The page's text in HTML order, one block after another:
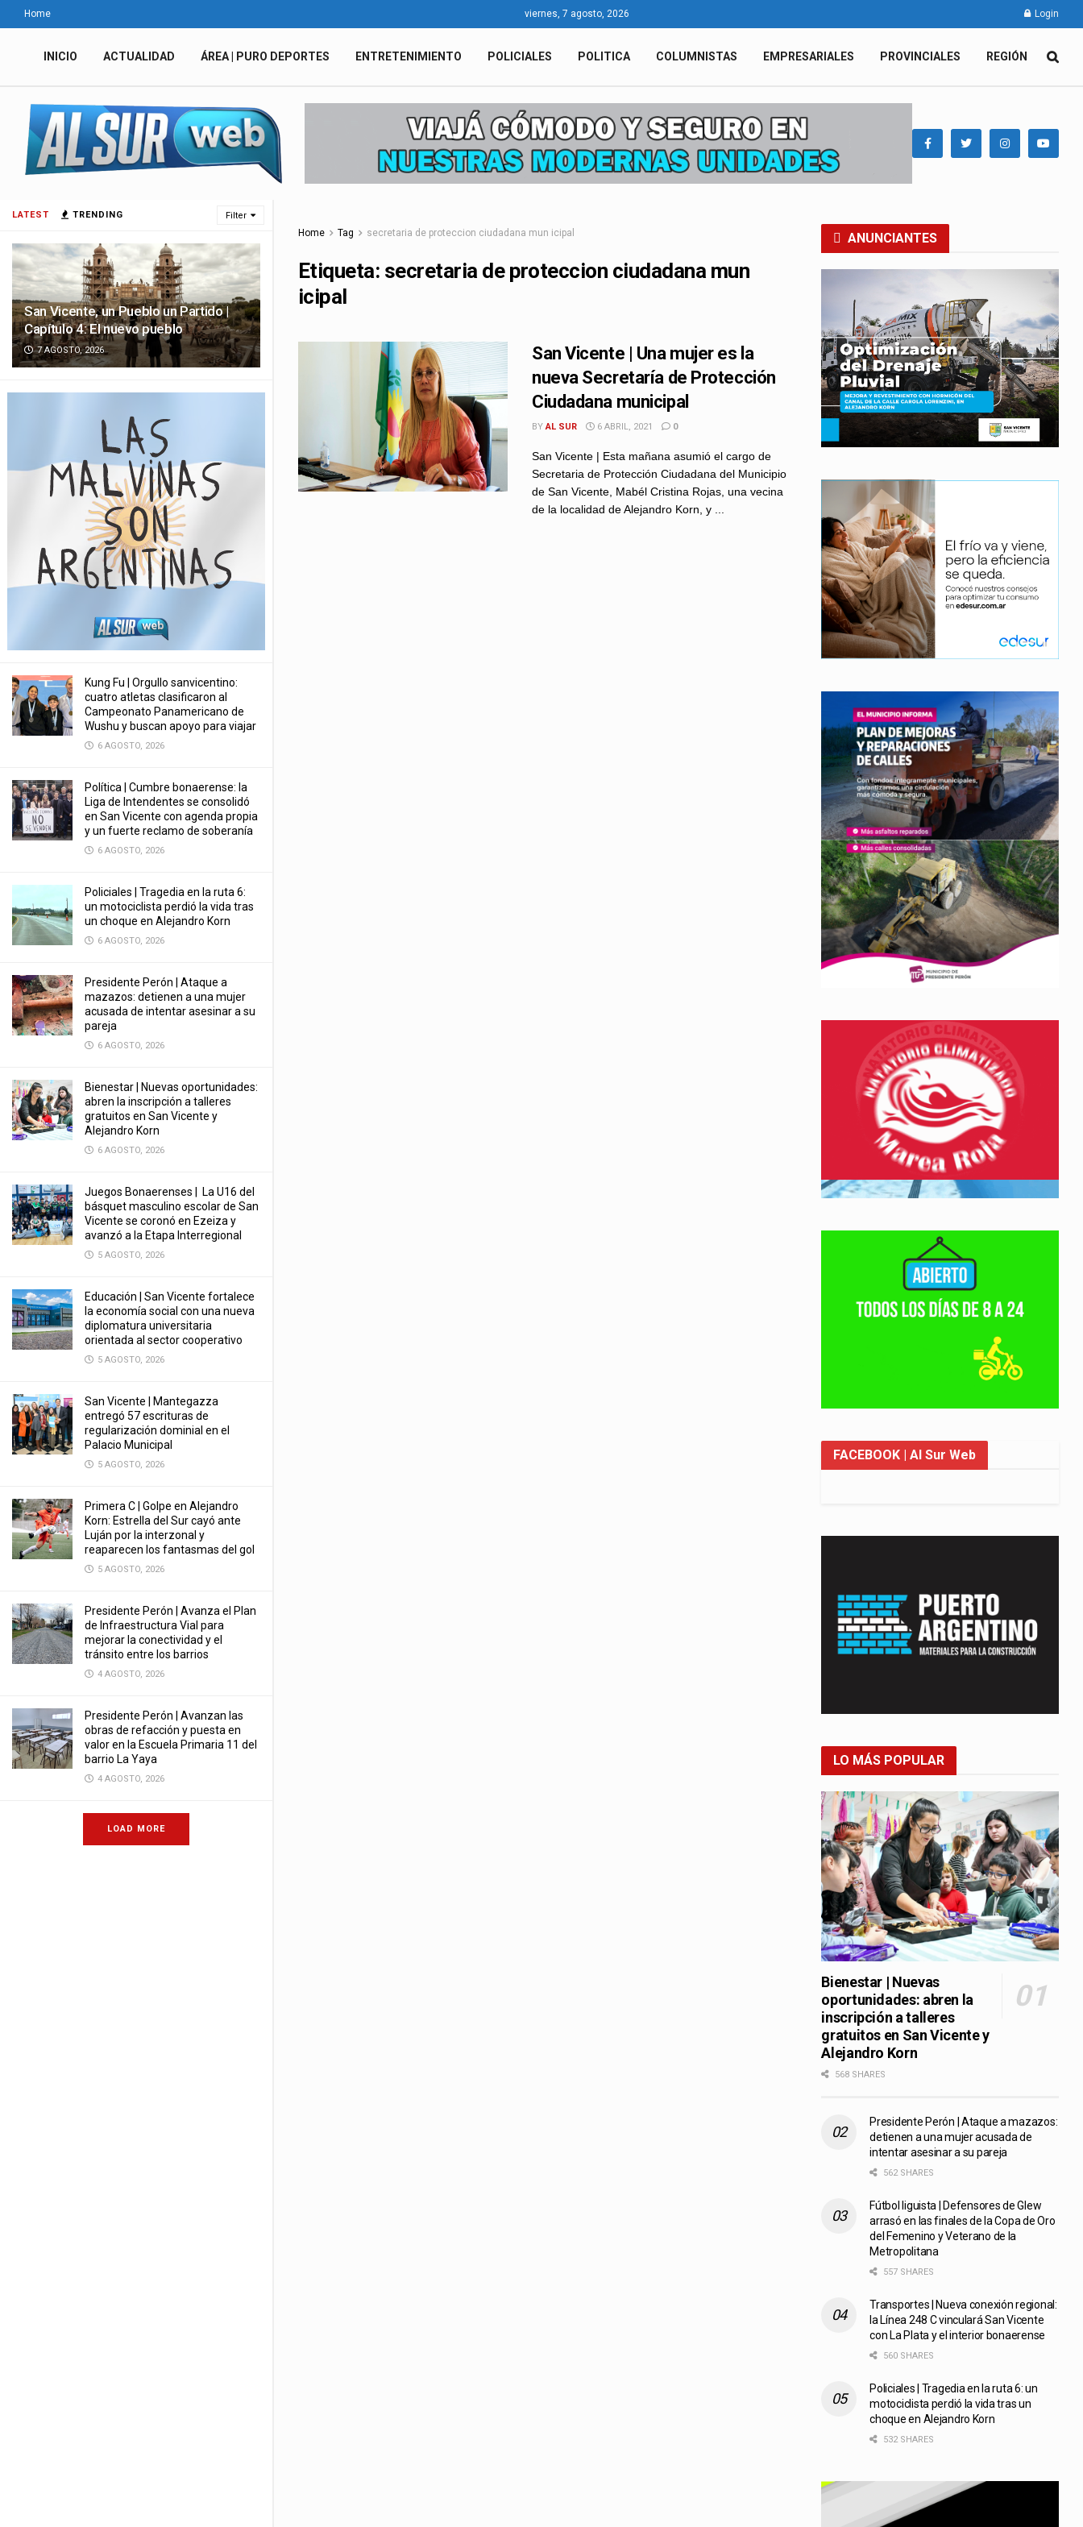
LATEST TRENDING Filter
San Vicente, un Pueblo un Partido |
Capítulo 4: El nuevo pueblo
7 AGOSTO, 2026
Kung Fu | Orgullo sanvicentino:
cuatro atletas clasificaron al
Campeonato Panamericano de
Wushu y buscan apoyo para viajar
6 AGOSTO, 2026
Política | Cumbre bonaerense: la
Liga de Intendentes se consolidó
en San Vicente con agenda propia
y un fuerte reclamo de soberanía
6 AGOSTO, 2026
Policiales | Tragedia en la ruta 6:
un motociclista perdió la vida tras
un choque en Alejandro Korn
6 AGOSTO, 2026
Presidente Perón | Ataque a
mazazos: detienen a una mujer
acusada de intentar asesinar a su
pareja
6 AGOSTO, 2026
Bienestar | Nuevas oportunidades:
abren la inscripción a talleres
gratuitos en San Vicente y
Alejandro Korn
6 AGOSTO, 2026
Juegos Bonaerenses | La U16 del
básquet masculino escolar de San
Vicente se coronó en Ezeiza y
avanzó a la Etapa Interregional
5 AGOSTO, 2026
Educación | San Vicente fortalece
la economía social con una nueva
diplomatura universitaria
orientada al sector cooperativo
5 AGOSTO, 2026
San Vicente | Mantegazza
entregó 57 escrituras de
regularización dominial en el
Palacio Municipal
5 AGOSTO, 2026
Primera C | Golpe en Alejandro
Korn: Estrella del Sur cayó ante
Luján por la interzonal y
reaparecen los fantasmas del gol
5 AGOSTO, 2026
Presidente Perón | Avanza el Plan
de Infraestructura Vial para
mejorar la conectividad y el
tránsito entre los barrios
4 AGOSTO, 2026
Presidente Perón | Avanzan las
obras de refacción y puesta en
valor en la Escuela Primaria 11 del
barrio La Yaya
4 AGOSTO, 2026
LOAD MORE
Home viernes, 7 agosto, 2026 Login
INICIO ACTUALIDAD ÁREA | PURO DEPORTES ENTRETENIMIENTO POLICIALES POLITICA COLUMNISTAS EMPRESARIALES PROVINCIALES REGIÓN
Home Tag secretaria de proteccion ciudadana mun icipal
Etiqueta: secretaria de proteccion ciudadana mun
icipal
San Vicente | Una mujer es la
nueva Secretaría de Protección
Ciudadana municipal
BY AL SUR 6 ABRIL, 2021 0
San Vicente | Esta mañana asumió el cargo de
Secretaria de Protección Ciudadana del Municipio
de San Vicente, Mabél Cristina Rojas, una vecina
de la localidad de Alejandro Korn, y ...
ANUNCIANTES
FACEBOOK | Al Sur Web
LO MÁS POPULAR
Bienestar | Nuevas
oportunidades: abren la
inscripción a talleres
gratuitos en San Vicente y
Alejandro Korn
568 SHARES
Presidente Perón | Ataque a mazazos:
detienen a una mujer acusada de
intentar asesinar a su pareja
562 SHARES
Fútbol liguista | Defensores de Glew
arrasó en las finales de la Copa de Oro
del Femenino y Veterano de la
Metropolitana
557 SHARES
Transportes | Nueva conexión regional:
la Línea 248 C vinculará San Vicente
con La Plata y el interior bonaerense
560 SHARES
Policiales | Tragedia en la ruta 6: un
motociclista perdió la vida tras un
choque en Alejandro Korn
532 SHARES